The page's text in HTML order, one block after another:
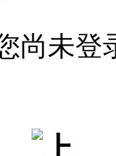
尚未登